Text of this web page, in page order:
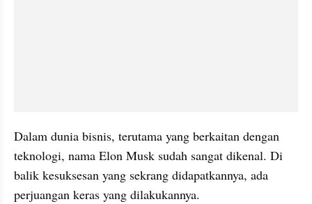
Dalam dunia bisnis, terutama yang berkaitan dengan
teknologi, nama Elon Musk sudah sangat dikenal. Di
balik kesuksesan yang sekrang didapatkannya, ada
perjuangan keras yang dilakukannya.